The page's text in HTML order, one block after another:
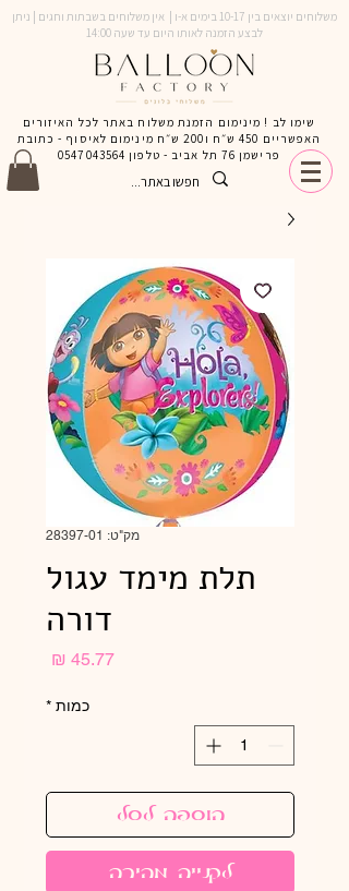
משלוחים יוצאים בין 10-17 בימים א-ו | אין משלוחים בשבתות וחגים | ניתן
לבצע הזמנה לאותו היום עד שעה 14:00
שימו לב ! מינימום הזמנת משלוח באתר לכל האיזורים
האפשריים 450 ש״ח ו200 ש״ח מינימום לאיסוף - כתובת
פרישמן 76 תל אביב - טלפון
0547043564
מק"ט: 28397-01
תלת מימד עגול
דורה
כמות *
הוספה לסל
לקנייה מהירה